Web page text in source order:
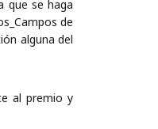
que se haga
de
alguna del
al premio y